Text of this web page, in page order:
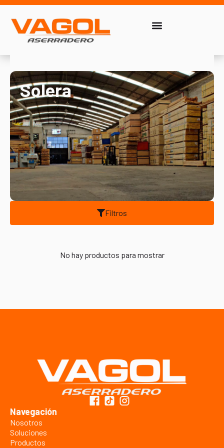
Solera
Filtros
No hay productos para mostrar
Navegación
Nosotros
Soluciones
Productos